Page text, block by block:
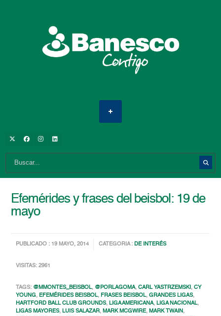
Efemérides y frases del beisbol: 19 de
mayo
PUBLICADO : 19 MAYO, 2014 CATEGORIA :DE INTERÉS
VISITAS: 2961
TAGS: @MMONTES_BEISBOL, @PORLAGOMA,CARL YASTRZEMSKI,CY
YOUNG, EFEMÉRIDES BEISBOL, FRASES BEISBOL,GRANDES LIGAS,
HARTFORD BALL CLUB GROUNDS,LIGA AMERICANA,LIGA NACIONAL,
LIGAS MAYORES,LUIS SALAZAR,MARK MCGWIRE,MARK TWAIN,